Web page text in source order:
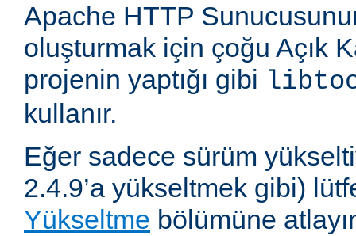
Apache HTTP
oluşturmak için çoğu Açık
projenin yaptığı gibi
kullanır.
Eğer sadece sürüm
2.4.9’a yükseltmek gibi)
Yükseltme bölümüne